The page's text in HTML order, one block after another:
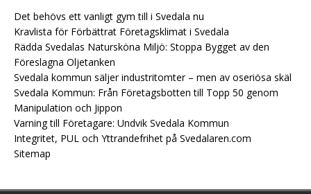
Det behövs ett vanligt gym till i Svedala nu
Kravlista för Förbättrat Företagsklimat i Svedala
Rädda Svedalas Natursköna Miljö: Stoppa Bygget av den
Föreslagna Oljetanken
Svedala kommun säljer industritomter – men av oseriösa skäl
Svedala Kommun: Från Företagsbotten till Topp 50 genom
Manipulation och Jippon
Varning till Företagare: Undvik Svedala Kommun
Integritet, PUL och Yttrandefrihet på Svedalaren.com
Sitemap